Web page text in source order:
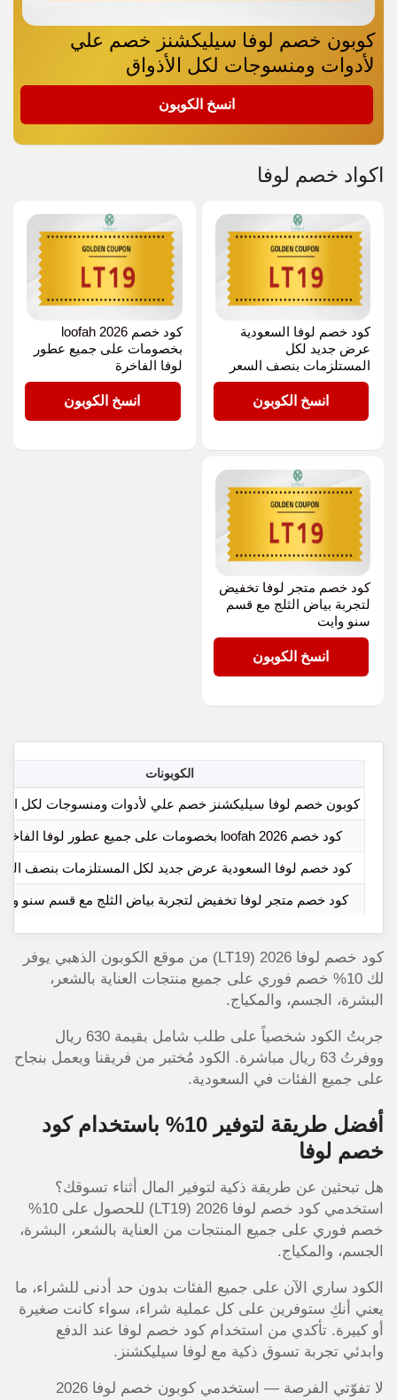
كوبون خصم لوفا سيليكشنز خصم علي
لأدوات ومنسوجات لكل الأذواق
انسخ الكوبون
اكواد خصم لوفا
كود خصم لوفا السعودية
عرض جديد لكل
المستلزمات بنصف السعر
LT19انسخ الكوبون
كود خصم loofah 2026
بخصومات على جميع عطور
لوفا الفاخرة
LT19انسخ الكوبون
كود خصم متجر لوفا تخفيض
لتجربة بياض الثلج مع قسم
سنو وايت
LT19انسخ الكوبون
الكوبونات
كوبون خصم لوفا سيليكشنز خصم علي لأدوات ومنسوجات لكل
كود خصم loofah 2026 بخصومات على جميع عطور لوفا الفاخرة
كود خصم لوفا السعودية عرض جديد لكل المستلزمات بنصف
كود خصم متجر لوفا تخفيض لتجربة بياض الثلج مع قسم سنو
كود خصم لوفا 2026 (LT19) من موقع الكوبون الذهبي يوفر
لك 10% خصم فوري على جميع منتجات العناية بالشعر،
البشرة، الجسم، والمكياج.
جربتُ الكود شخصياً على طلب شامل بقيمة 630 ريال
ووفرتُ 63 ريال مباشرة. الكود مُختبر من فريقنا ويعمل بنجاح
على جميع الفئات في السعودية.
أفضل طريقة لتوفير 10% باستخدام كود
خصم لوفا
هل تبحثين عن طريقة ذكية لتوفير المال أثناء تسوقك؟
استخدمي كود خصم لوفا 2026 (LT19) للحصول على 10%
خصم فوري على جميع المنتجات من العناية بالشعر، البشرة،
الجسم، والمكياج.
الكود ساري الآن على جميع الفئات بدون حد أدنى للشراء، ما
يعني أنكِ ستوفرين على كل عملية شراء، سواء كانت صغيرة
أو كبيرة. تأكدي من استخدام كود خصم لوفا عند الدفع
وابدئي تجربة تسوق ذكية مع لوفا سيليكشنز.
لا تفوّتي الفرصة — استخدمي كوبون خصم لوفا 2026